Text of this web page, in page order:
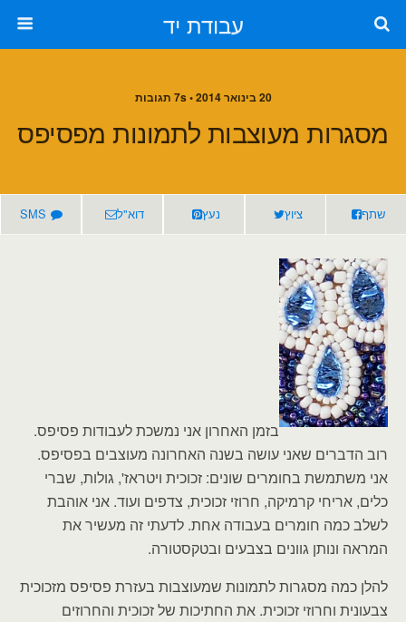
עבודת יד
20 בינואר 2014 • 7s תגובות
מסגרות מעוצבות לתמונות מפסיפס
שתף ציוץ נעץ דוא"ל SMS
בזמן האחרון אני נמשכת לעבודות פסיפס.
רוב הדברים שאני עושה בשנה האחרונה מעוצבים בפסיפס.
אני משתמשת בחומרים שונים: זכוכית ויטראז', גולות, שברי
כלים, אריחי קרמיקה, חרוזי זכוכית, צדפים ועוד. אני אוהבת
לשלב כמה חומרים בעבודה אחת. לדעתי זה מעשיר את
המראה ונותן גוונים בצבעים ובטקסטורה.
להלן כמה מסגרות לתמונות שמעוצבות בעזרת פסיפס מזכוכית
צבעונית וחרוזי זכוכית. את החתיכות של זכוכית והחרוזים